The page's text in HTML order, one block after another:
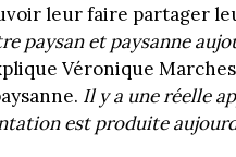
leur faire partager
paysan et paysanne
Véronique
Il y a une réelle
est produite